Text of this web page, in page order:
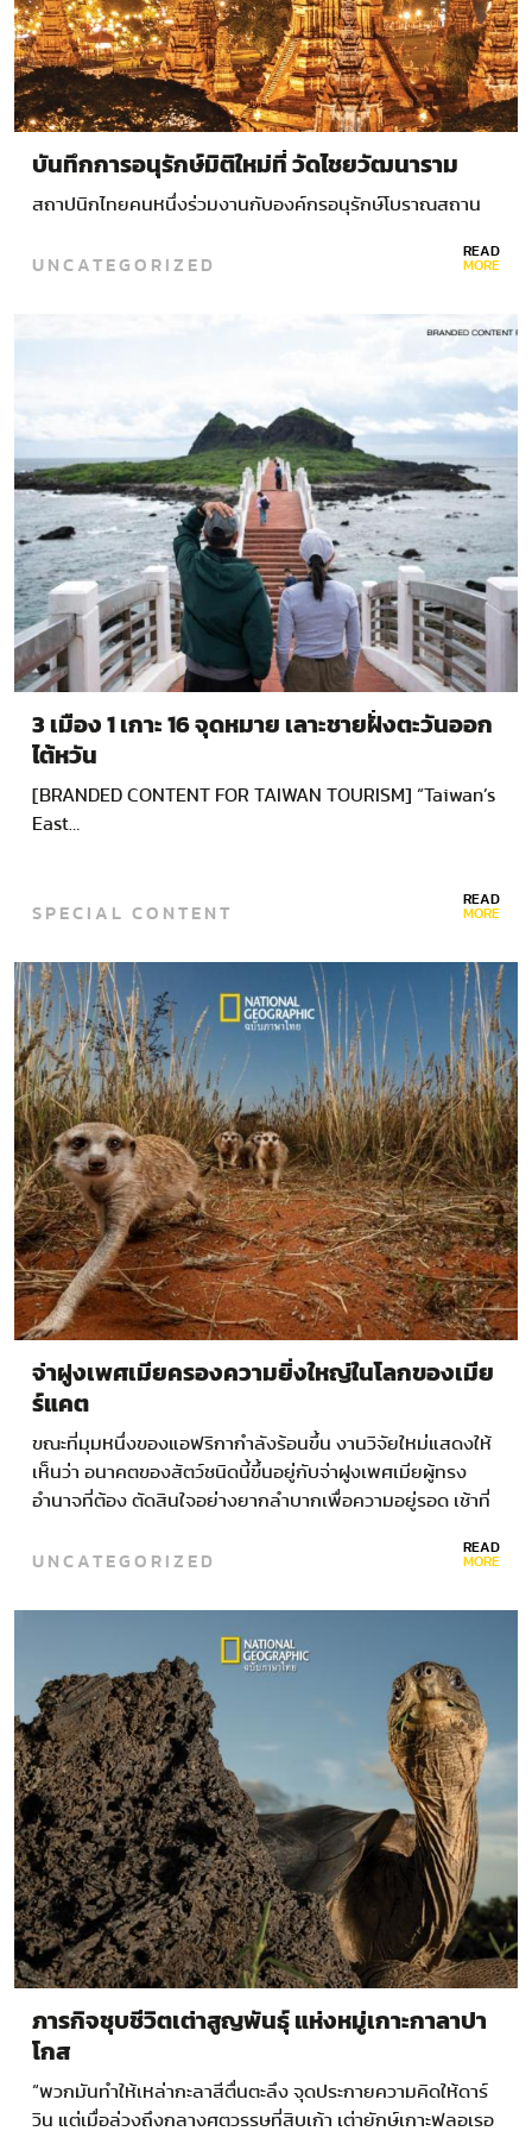
บันทึกการอนุรักษ์มิติใหม่ที่ วัดไชยวัฒนาราม
สถาปนิกไทยคนหนึ่งร่วมงานกับองค์กรอนุรักษ์โบราณสถาน
UNCATEGORIZED READ
MORE
3 เมือง 1 เกาะ 16 จุดหมาย เลาะชายฝั่งตะวันออก
ไต้หวัน
[BRANDED CONTENT FOR TAIWAN TOURISM] “Taiwan’s
East…
SPECIAL CONTENT READ
MORE
จ่าฝูงเพศเมียครองความยิ่งใหญ่ในโลกของเมีย
ร์แคต
ขณะที่มุมหนึ่งของแอฟริกากำลังร้อนขึ้น งานวิจัยใหม่แสดงให้
เห็นว่า อนาคตของสัตว์ชนิดนี้ขึ้นอยู่กับจ่าฝูงเพศเมียผู้ทรง
อำนาจที่ต้อง ตัดสินใจอย่างยากลำบากเพื่อความอยู่รอด เช้าที่
ประเทศแอฟริกาใต้…
UNCATEGORIZED READ
MORE
ภารกิจชุบชีวิตเต่าสูญพันธุ์ แห่งหมู่เกาะกาลาปา
โกส
“พวกมันทำให้เหล่ากะลาสีตื่นตะลึง จุดประกายความคิดให้ดาร์
วิน แต่เมื่อล่วงถึงกลางศตวรรษที่สิบเก้า เต่ายักษ์เกาะฟลอเรอ